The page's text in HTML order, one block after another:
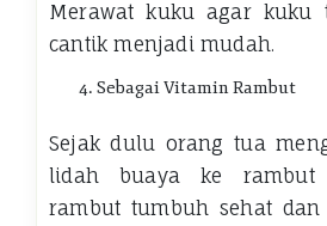
Merawat kuku agar kuku
cantik menjadi mudah.
Sebagai Vitamin Rambut
Sejak dulu orang tua
lidah buaya ke rambut
rambut tumbuh sehat dan